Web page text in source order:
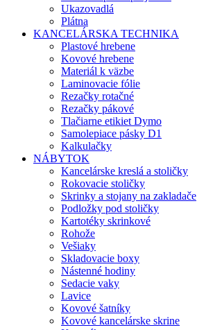
Ukazovadlá
Plátna
KANCELÁRSKA TECHNIKA
Plastové hrebene
Kovové hrebene
Materiál k väzbe
Laminovacie fólie
Rezačky rotačné
Rezačky pákové
Tlačiarne etikiet Dymo
Samolepiace pásky D1
Kalkulačky
NÁBYTOK
Kancelárske kreslá a stoličky
Rokovacie stoličky
Skrinky a stojany na zakladače
Podložky pod stoličky
Kartotéky skrinkové
Rohože
Vešiaky
Skladovacie boxy
Nástenné hodiny
Sedacie vaky
Lavice
Kovové šatníky
Kovové kancelárske skrine